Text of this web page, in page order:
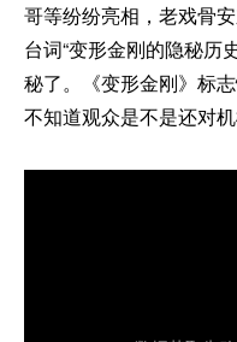
哥等纷纷亮相，老戏骨
台词“变形金刚的隐秘历
秘了。《变形金刚》标
不知道观众是不是还对